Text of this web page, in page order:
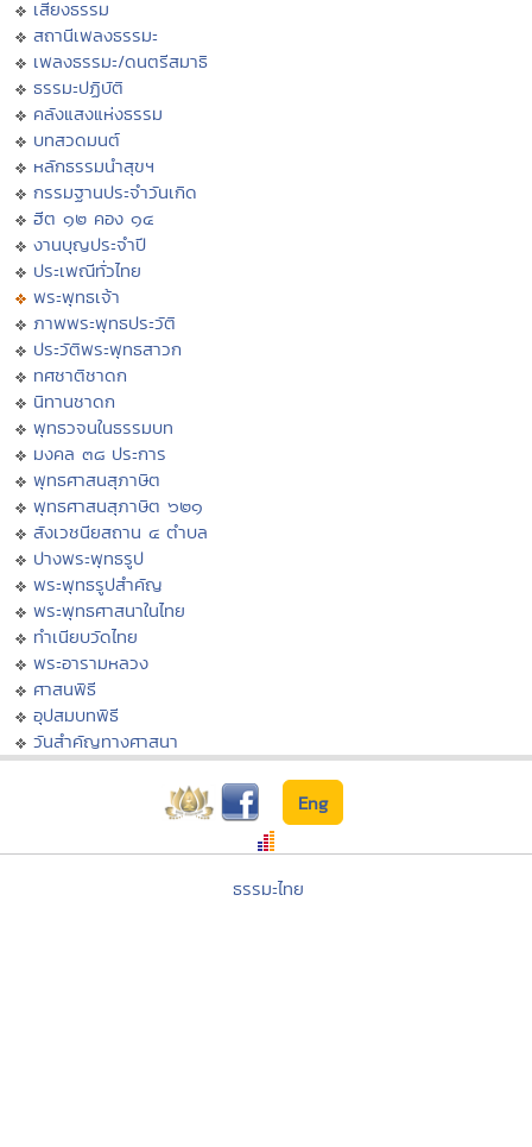
เสียงธรรม
สถานีเพลงธรรมะ
เพลงธรรมะ/ดนตรีสมาธิ
ธรรมะปฏิบัติ
คลังแสงแห่งธรรม
บทสวดมนต์
หลักธรรมนำสุขฯ
กรรมฐานประจำวันเกิด
ฮีต ๑๒ คอง ๑๔
งานบุญประจำปี
ประเพณีทั่วไทย
พระพุทธเจ้า
ภาพพระพุทธประวัติ
ประวัติพระพุทธสาวก
ทศชาติชาดก
นิทานชาดก
พุทธวจนในธรรมบท
มงคล ๓๘ ประการ
พุทธศาสนสุภาษิต
พุทธศาสนสุภาษิต ๖๒๑
สังเวชนียสถาน ๔ ตำบล
ปางพระพุทธรูป
พระพุทธรูปสำคัญ
พระพุทธศาสนาในไทย
ทำเนียบวัดไทย
พระอารามหลวง
ศาสนพิธี
อุปสมบทพิธี
วันสำคัญทางศาสนา
Eng
ธรรมะไทย